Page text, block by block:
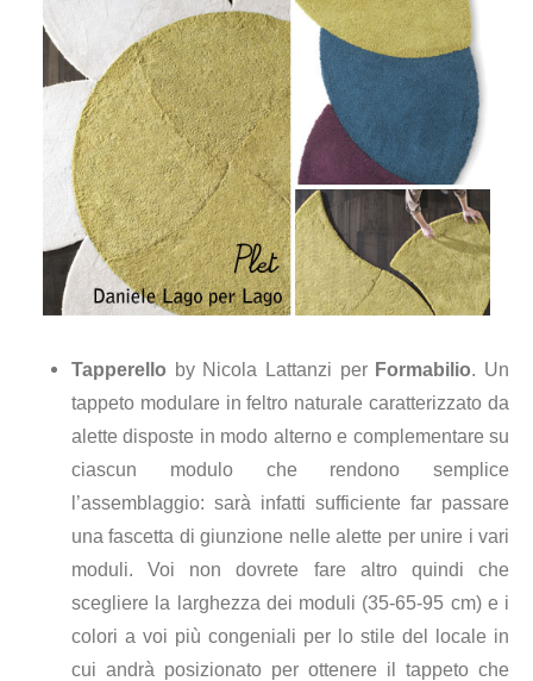
Tapperello by Nicola Lattanzi per Formabilio. Un
tappeto modulare in feltro naturale caratterizzato da
alette disposte in modo alterno e complementare su
ciascun modulo che rendono semplice
l’assemblaggio: sarà infatti sufficiente far passare
una fascetta di giunzione nelle alette per unire i vari
moduli. Voi non dovrete fare altro quindi che
scegliere la larghezza dei moduli (35-65-95 cm) e i
colori a voi più congeniali per lo stile del locale in
cui andrà posizionato per ottenere il tappeto che